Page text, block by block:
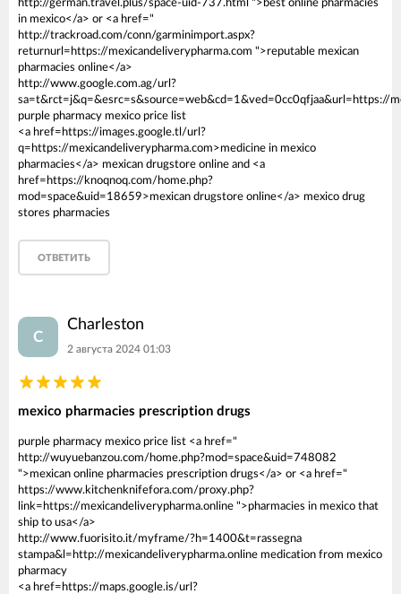
http://german.travel.plus/space-uid-737.html ">best online pharmacies
in mexico</a> or <a href="
http://trackroad.com/conn/garminimport.aspx?
returnurl=https://mexicandeliverypharma.com ">reputable mexican
pharmacies online</a>
http://www.google.com.ag/url?
sa=t&rct=j&q=&esrc=s&source=web&cd=1&ved=0cc0qfjaa&url=https://
purple pharmacy mexico price list
<a href=https://images.google.tl/url?
q=https://mexicandeliverypharma.com>medicine in mexico
pharmacies</a> mexican drugstore online and <a
href=https://knoqnoq.com/home.php?
mod=space&uid=18659>mexican drugstore online</a> mexico drug
stores pharmacies
ОТВЕТИТЬ
C
Charleston
2 августа 2024 01:03
mexico pharmacies prescription drugs
purple pharmacy mexico price list <a href="
http://wuyuebanzou.com/home.php?mod=space&uid=748082
">mexican online pharmacies prescription drugs</a> or <a href="
https://www.kitchenknifefora.com/proxy.php?
link=https://mexicandeliverypharma.online ">pharmacies in mexico that
ship to usa</a>
http://www.fuorisito.it/myframe/?h=1400&t=rassegna
stampa&l=http://mexicandeliverypharma.online medication from mexico
pharmacy
<a href=https://maps.google.is/url?